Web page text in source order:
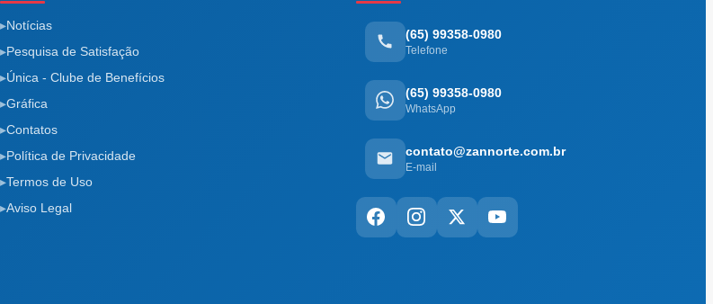
Notícias
Pesquisa de Satisfação
Única - Clube de Benefícios
Gráfica
Contatos
Política de Privacidade
Termos de Uso
Aviso Legal
(65) 99358-0980
Telefone
(65) 99358-0980
WhatsApp
contato@zannorte.com.br
E-mail